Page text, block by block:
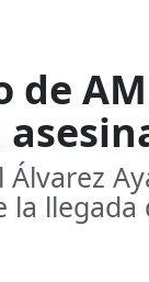
de
Álvarez
la llegada